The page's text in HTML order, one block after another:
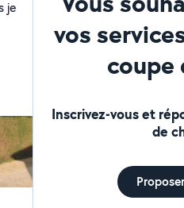
vos
coupe
Inscrivez-vous et
de